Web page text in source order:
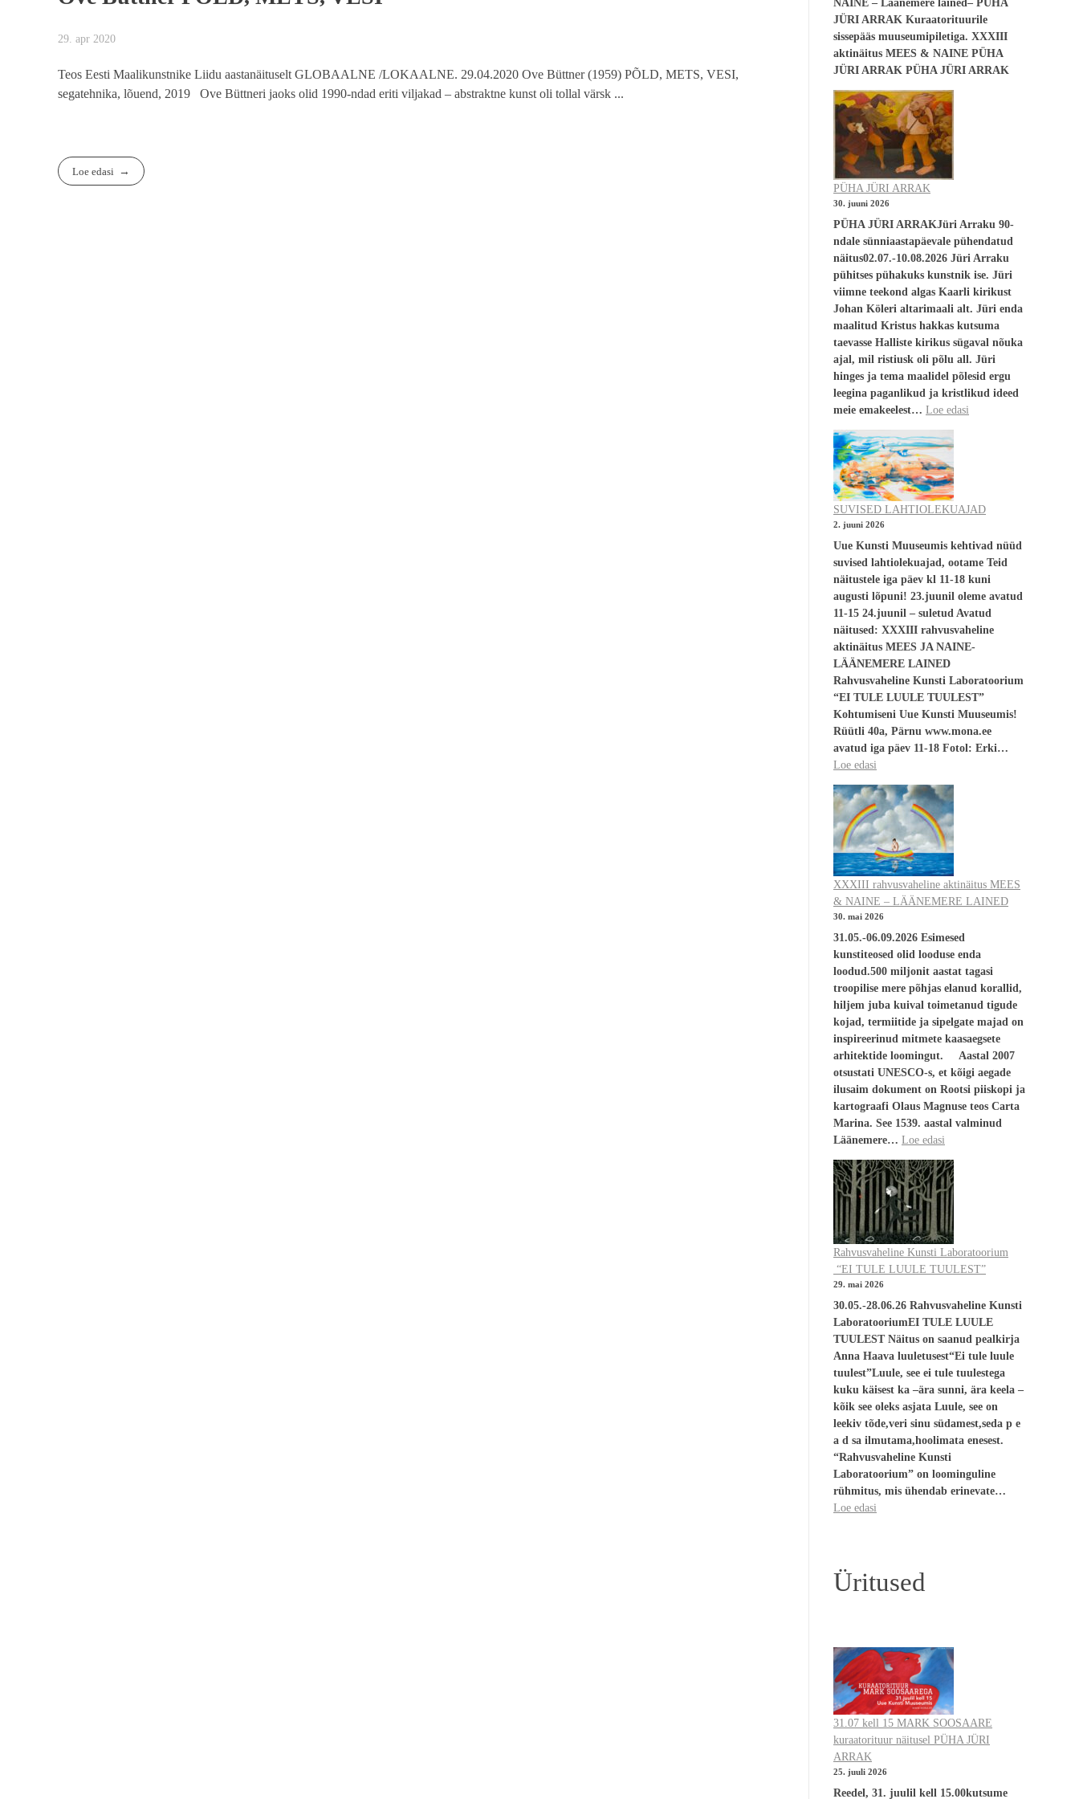
29. apr 2020
Teos Eesti Maalikunstnike Liidu aastanäituselt GLOBAALNE /LOKAALNE. 29.04.2020 Ove Büttner (1959) PÕLD, METS, VESI,
segatehnika, lõuend, 2019 Ove Büttneri jaoks olid 1990-ndad eriti viljakad – abstraktne kunst oli tollal värsk ...
Loe edasi
NAINE – Läänemere lained– PÜHA
JÜRI ARRAK Kuraatorituurile
sissepääs muuseumipiletiga. XXXIII
aktinäitus MEES & NAINE PÜHA
JÜRI ARRAK PÜHA JÜRI ARRAK
PÜHA JÜRI ARRAK
30. juuni 2026
PÜHA JÜRI ARRAKJüri Arraku 90-
ndale sünniaastapäevale pühendatud
näitus02.07.-10.08.2026 Jüri Arraku
pühitses pühakuks kunstnik ise. Jüri
viimne teekond algas Kaarli kirikust
Johan Köleri altarimaali alt. Jüri enda
maalitud Kristus hakkas kutsuma
taevasse Halliste kirikus sügaval nõuka
ajal, mil ristiusk oli põlu all. Jüri
hinges ja tema maalidel põlesid ergu
leegina paganlikud ja kristlikud ideed
meie emakeelest… Loe edasi
SUVISED LAHTIOLEKUAJAD
2. juuni 2026
Uue Kunsti Muuseumis kehtivad nüüd
suvised lahtiolekuajad, ootame Teid
näitustele iga päev kl 11-18 kuni
augusti lõpuni! 23.juunil oleme avatud
11-15 24.juunil – suletud Avatud
näitused: XXXIII rahvusvaheline
aktinäitus MEES JA NAINE-
LÄÄNEMERE LAINED
Rahvusvaheline Kunsti Laboratoorium
“EI TULE LUULE TUULEST”
Kohtumiseni Uue Kunsti Muuseumis!
Rüütli 40a, Pärnu www.mona.ee
avatud iga päev 11-18 Fotol: Erki…
Loe edasi
XXXIII rahvusvaheline aktinäitus MEES
& NAINE – LÄÄNEMERE LAINED
30. mai 2026
31.05.-06.09.2026 Esimesed
kunstiteosed olid looduse enda
loodud.500 miljonit aastat tagasi
troopilise mere põhjas elanud korallid,
hiljem juba kuival toimetanud tigude
kojad, termiitide ja sipelgate majad on
inspireerinud mitmete kaasaegsete
arhitektide loomingut. Aastal 2007
otsustati UNESCO-s, et kõigi aegade
ilusaim dokument on Rootsi piiskopi ja
kartograafi Olaus Magnuse teos Carta
Marina. See 1539. aastal valminud
Läänemere… Loe edasi
Rahvusvaheline Kunsti Laboratoorium
“EI TULE LUULE TUULEST”
29. mai 2026
30.05.-28.06.26 Rahvusvaheline Kunsti
LaboratooriumEI TULE LUULE
TUULEST Näitus on saanud pealkirja
Anna Haava luuletusest“Ei tule luule
tuulest”Luule, see ei tule tuulestega
kuku käisest ka –ära sunni, ära keela –
kõik see oleks asjata Luule, see on
leekiv tõde,veri sinu südamest,seda p e
a d sa ilmutama,hoolimata enesest.
“Rahvusvaheline Kunsti
Laboratoorium” on loominguline
rühmitus, mis ühendab erinevate…
Loe edasi
Üritused
31.07 kell 15 MARK SOOSAARE
kuraatorituur näitusel PÜHA JÜRI
ARRAK
25. juuli 2026
Reedel, 31. juulil kell 15.00kutsume